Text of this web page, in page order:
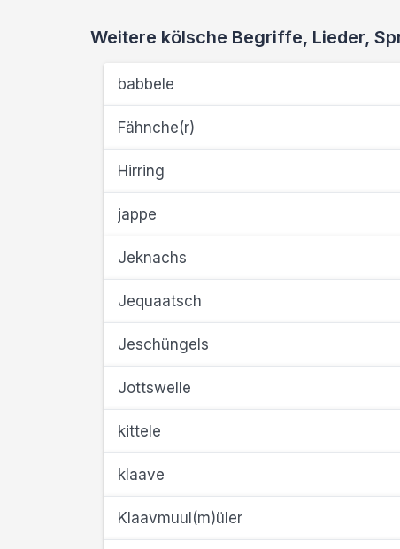
Weitere kölsche Begriffe, Lieder,
babbele
Fähnche(r)
Hirring
jappe
Jeknachs
Jequaatsch
Jeschüngels
Jottswelle
kittele
klaave
Klaavmuul(m)üler